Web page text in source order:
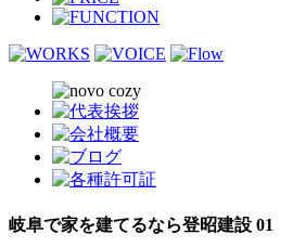
岐阜で家を建てるなら登昭建設 01